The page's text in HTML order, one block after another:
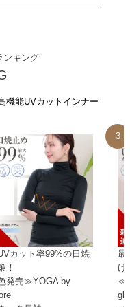
ンキング
機能UVカットインナー
カット率99%の日焼
！
発売≫YOGA by
最
け
≪